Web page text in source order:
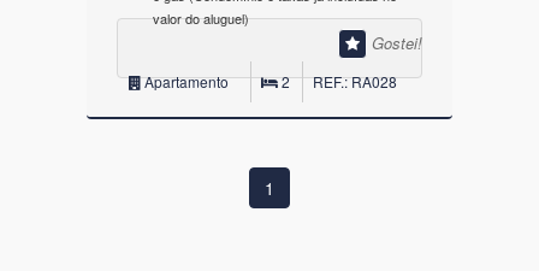
valor do aluguel)
Gostei!
Apartamento 2 REF.: RA028
1